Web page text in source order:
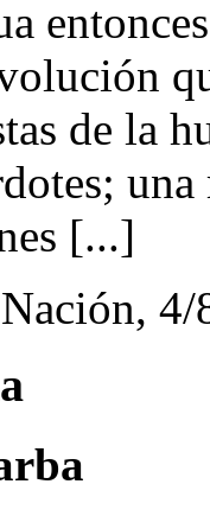
de la
[...]